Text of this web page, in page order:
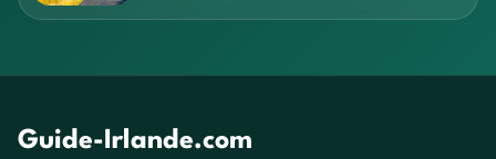
Guide-Irlande.com